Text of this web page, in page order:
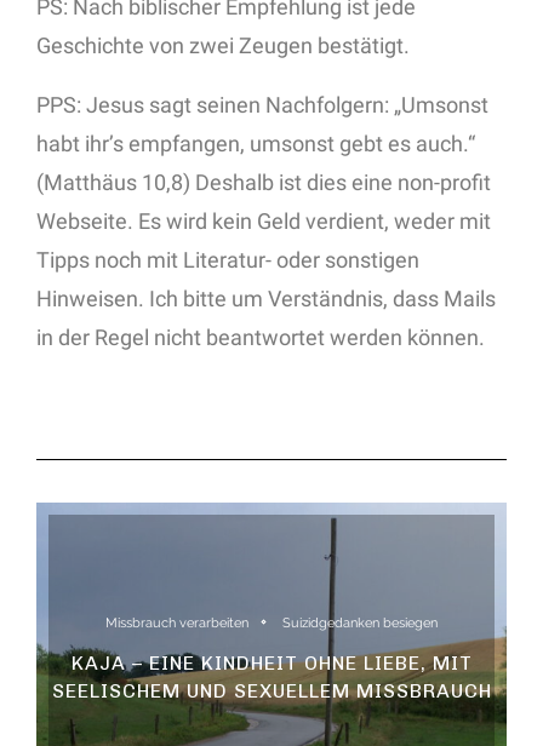
PS: Nach biblischer Empfehlung ist jede
Geschichte von zwei Zeugen bestätigt.
PPS: Jesus sagt seinen Nachfolgern: „Umsonst
habt ihr’s empfangen, umsonst gebt es auch.“
(Matthäus 10,8) Deshalb ist dies eine non-profit
Webseite. Es wird kein Geld verdient, weder mit
Tipps noch mit Literatur- oder sonstigen
Hinweisen. Ich bitte um Verständnis, dass Mails
in der Regel nicht beantwortet werden können.
Missbrauch verarbeiten Suizidgedanken besiegen
KAJA – EINE KINDHEIT OHNE LIEBE, MIT
SEELISCHEM UND SEXUELLEM MISSBRAUCH